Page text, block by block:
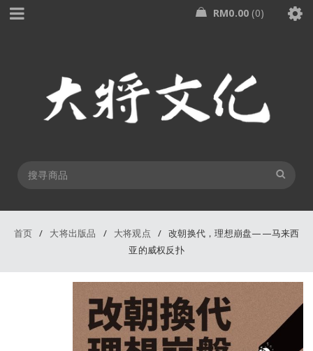
RM0.00 0
首页 / 大将出版品 / 大将观点 / 改朝换代，理想崩盘——马来西
亚的威权反扑